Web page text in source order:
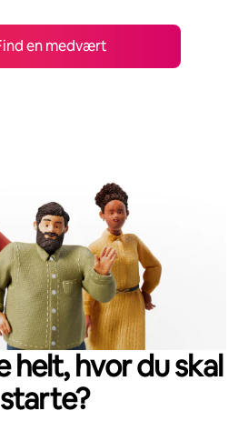
en medvært
helt, hvor du skal
starte?